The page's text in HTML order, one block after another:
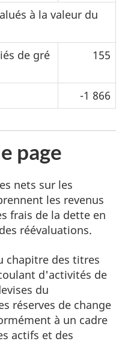
à la valeur du
de gré
155
-1 866
page
nets sur les
les revenus
frais de la dette en
réévaluations.
note de bas de page
chapitre des titres
d'activités de
du
réserves de change
à un cadre
actifs et des
note de bas de page